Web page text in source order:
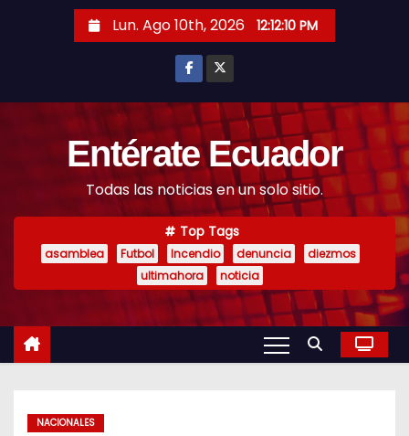
Lun. Ago 10th, 2026 12:12:11 PM
Entérate Ecuador
Todas las noticias en un solo sitio.
Top Tags
asamblea Futbol Incendio denuncia
diezmos
ultimahora
noticia
NACIONALES